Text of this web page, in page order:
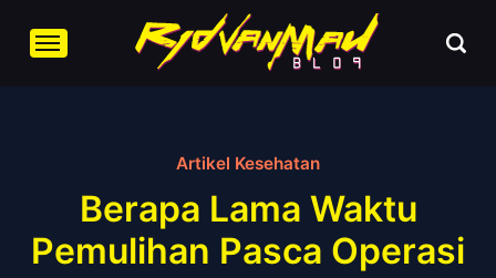
Artikel Kesehatan
Berapa Lama Waktu
Pemulihan Pasca Operasi